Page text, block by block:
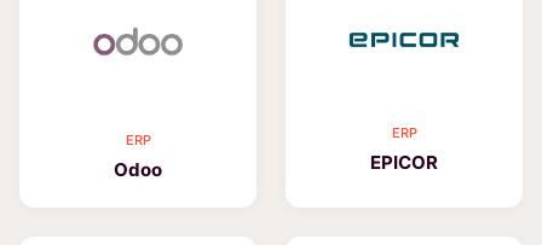
ERP
Odoo
ERP
EPICOR